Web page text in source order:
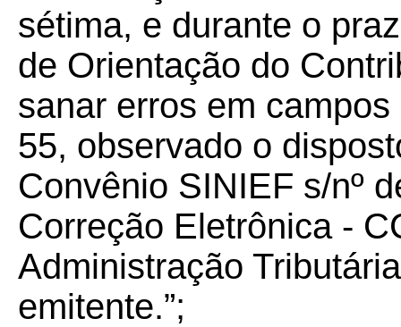
sétima, e durante o
de Orientação do
sanar erros em
55, observado o
Convênio SINIEF s/nº
Correção Eletrônica -
Administração
emitente.”;